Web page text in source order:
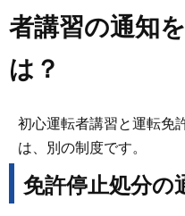
者講習の通知
は？
初心運転者講習と運転免
は、別の制度です。
免許停止処分の